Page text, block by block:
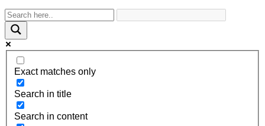
Exact matches only
Search in title
Search in content